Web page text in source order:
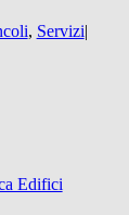
, Servizi|
Edifici